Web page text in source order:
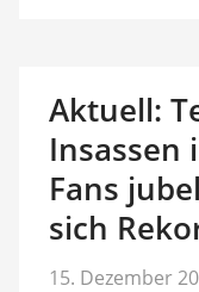
Aktuell:
Insassen
Fans
sich
15. Dezember